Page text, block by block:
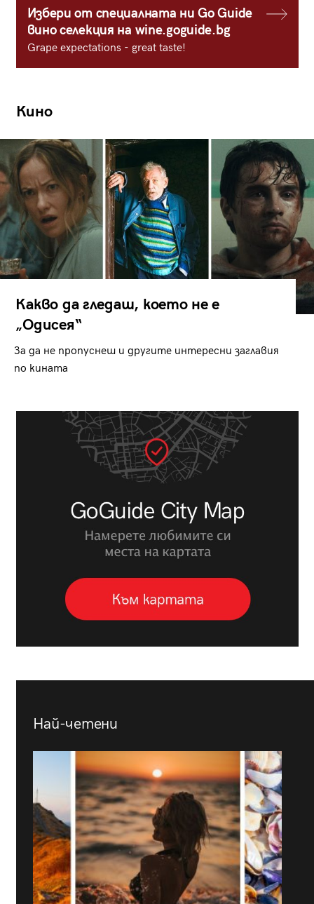
Избери от специалната ни Go Guide
вино селекция на wine.goguide.bg
Grape expectations - great taste!
Кино
Какво да гледаш, което не е
„Одисея“
За да не пропуснеш и другите интересни заглавия
по кината
Най-четени